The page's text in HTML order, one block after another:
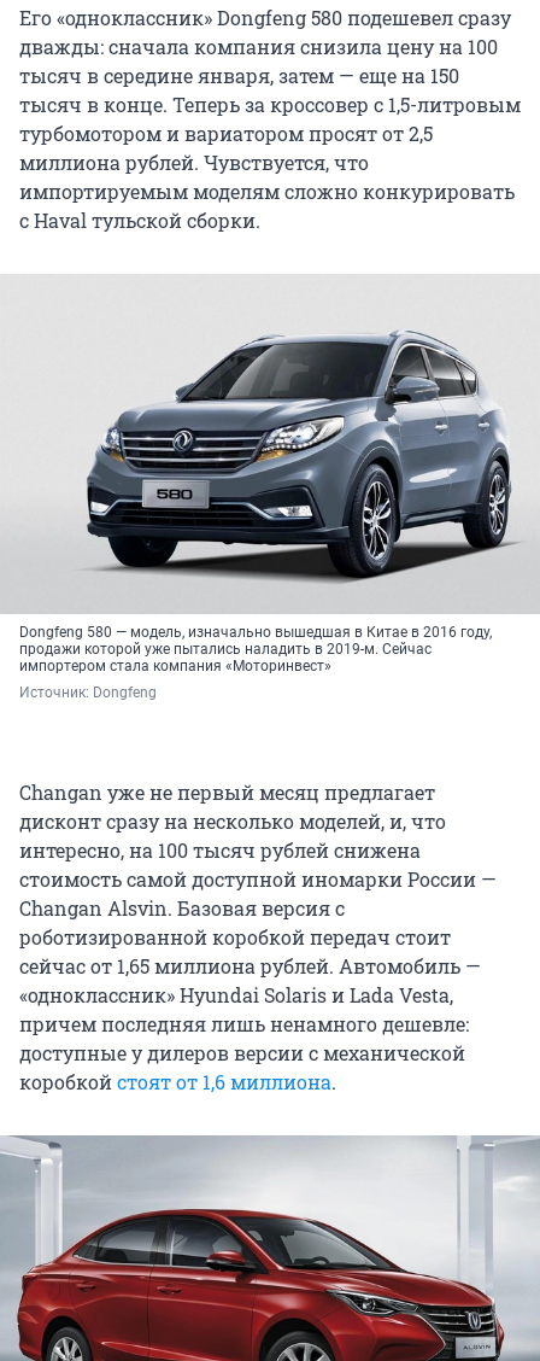
Его «одноклассник» Dongfeng 580 подешевел сразу
дважды: сначала компания снизила цену на 100
тысяч в середине января, затем — еще на 150
тысяч в конце. Теперь за кроссовер с 1,5-литровым
турбомотором и вариатором просят от 2,5
миллиона рублей. Чувствуется, что
импортируемым моделям сложно конкурировать
с Haval тульской сборки.
Dongfeng 580 — модель, изначально вышедшая в Китае в 2016 году,
продажи которой уже пытались наладить в 2019-м. Сейчас
импортером стала компания «Моторинвест»
Источник: Dongfeng
Changan уже не первый месяц предлагает
дисконт сразу на несколько моделей, и, что
интересно, на 100 тысяч рублей снижена
стоимость самой доступной иномарки России —
Changan Alsvin. Базовая версия с
роботизированной коробкой передач стоит
сейчас от 1,65 миллиона рублей. Автомобиль —
«одноклассник» Hyundai Solaris и Lada Vesta,
причем последняя лишь ненамного дешевле:
доступные у дилеров версии с механической
коробкойстоят от 1,6 миллиона.